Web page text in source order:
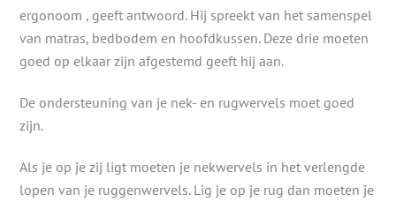
ergonoom , geeft antwoord. Hij spreekt van het samenspel
van matras, bedbodem en hoofdkussen. Deze drie moeten
goed op elkaar zijn afgestemd geeft hij aan.
De ondersteuning van je nek- en rugwervels moet goed
zijn.
Als je op je zij ligt moeten je nekwervels in het verlengde
lopen van je ruggenwervels. Lig je op je rug dan moeten je